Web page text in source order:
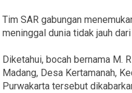
Tim SAR gabungan
meninggal dunia tidak jauh
Diketahui, bocah bernama M.
Madang, Desa Kertamanah,
Purwakarta tersebut